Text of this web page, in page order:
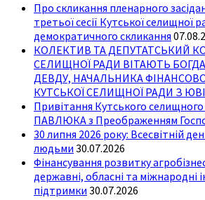
Про скликання пленарного
третьої сесії Кутської селищної
демократичного скликання
КОЛЕКТИВ ТА ДЕПУТАТСЬКИЙ
СЕЛИЩНОЇ РАДИ ВІТАЮТЬ
ДЕВДУ, НАЧАЛЬНИКА
КУТСЬКОЇ СЕЛИЩНОЇ РАДИ З
Привітання Кутського
ПАВЛЮКА з Преображенням
30 липня 2026 року: Всесвітній
людьми 30.07.2026
Фінансування розвитку
державні, обласні та міжнародні
підтримки 30.07.2026